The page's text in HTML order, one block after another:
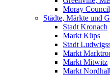
Moray
Städte, Märkte und
Stadt Kronach
Markt Küps
Stadt
Markt
Markt Mitwitz
Markt